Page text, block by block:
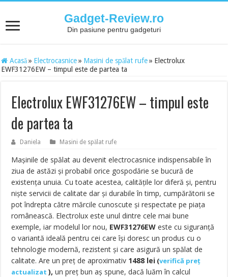
Gadget-Review.ro
Din pasiune pentru gadgeturi
Acasă » Electrocasnice » Masini de spălat rufe » Electrolux
EWF31276EW – timpul este de partea ta
Electrolux EWF31276EW – timpul este
de partea ta
Daniela Masini de spălat rufe
Maşinile de spălat au devenit electrocasnice indispensabile în
ziua de astăzi şi probabil orice gospodărie se bucură de
existenţa unuia. Cu toate acestea, calităţile lor diferă şi, pentru
nişte servicii de calitate dar şi durabile în timp, cumpărătorii se
pot îndrepta către mărcile cunoscute şi respectate pe piaţa
românească. Electrolux este unul dintre cele mai bune
exemple, iar modelul lor nou, EWF31276EW este cu siguranţă
o variantă ideală pentru cei care îşi doresc un produs cu o
tehnologie modernă, rezistent şi care asigură un spălat de
calitate. Are un preț de aproximativ 1488 lei (verifică preț
actualizat ), un preț bun aș spune, dacă luăm în calcul